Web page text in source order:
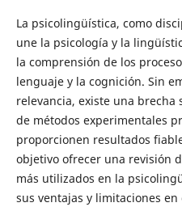
La psicolingüística, como
une la psicología y la
la comprensión de los
lenguaje y la cognición. Sin
relevancia, existe una
de métodos experimentales
proporcionen resultados
objetivo ofrecer una revisión
más utilizados en la
sus ventajas y limitaciones